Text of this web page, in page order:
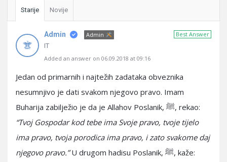
Starije Novije
Best Answer
Admin Admin
IT
Added an answer on 06.09.2018 at 09:16
Jedan od primarnih i najtežih zadataka obveznika
nesumnjivo je dati svakom njegovo pravo. Imam
Buharija zabilježio je da je Allahov Poslanik, ﷺ, rekao:
“Tvoj Gospodar kod tebe ima Svoje pravo, tvoje tijelo
ima pravo, tvoja porodica ima pravo, i zato svakome daj
njegovo pravo.”
U drugom hadisu Poslanik, ﷺ, kaže: